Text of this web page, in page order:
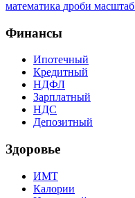
математика дроби масштаб
Финансы
Ипотечный
Кредитный
НДФЛ
Зарплатный
НДС
Депозитный
Здоровье
ИМТ
Калории